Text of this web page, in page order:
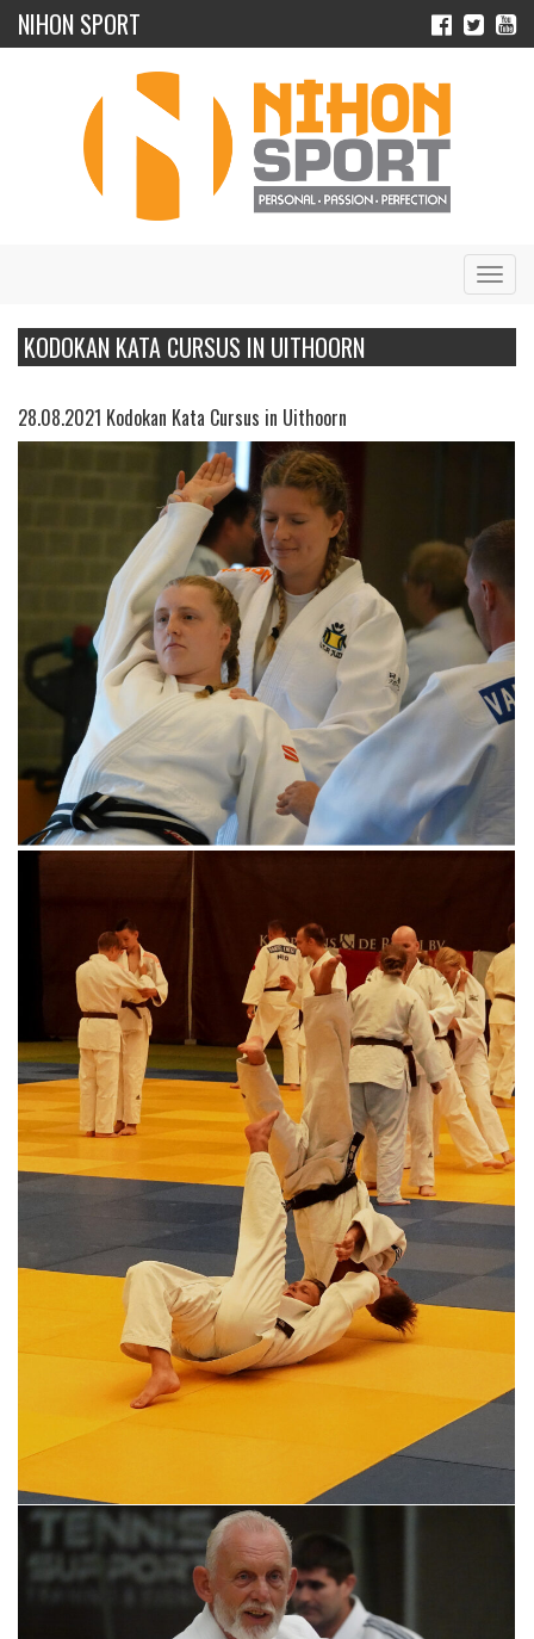
NIHON SPORT
KODOKAN KATA CURSUS IN UITHOORN
28.08.2021 Kodokan Kata Cursus in Uithoorn